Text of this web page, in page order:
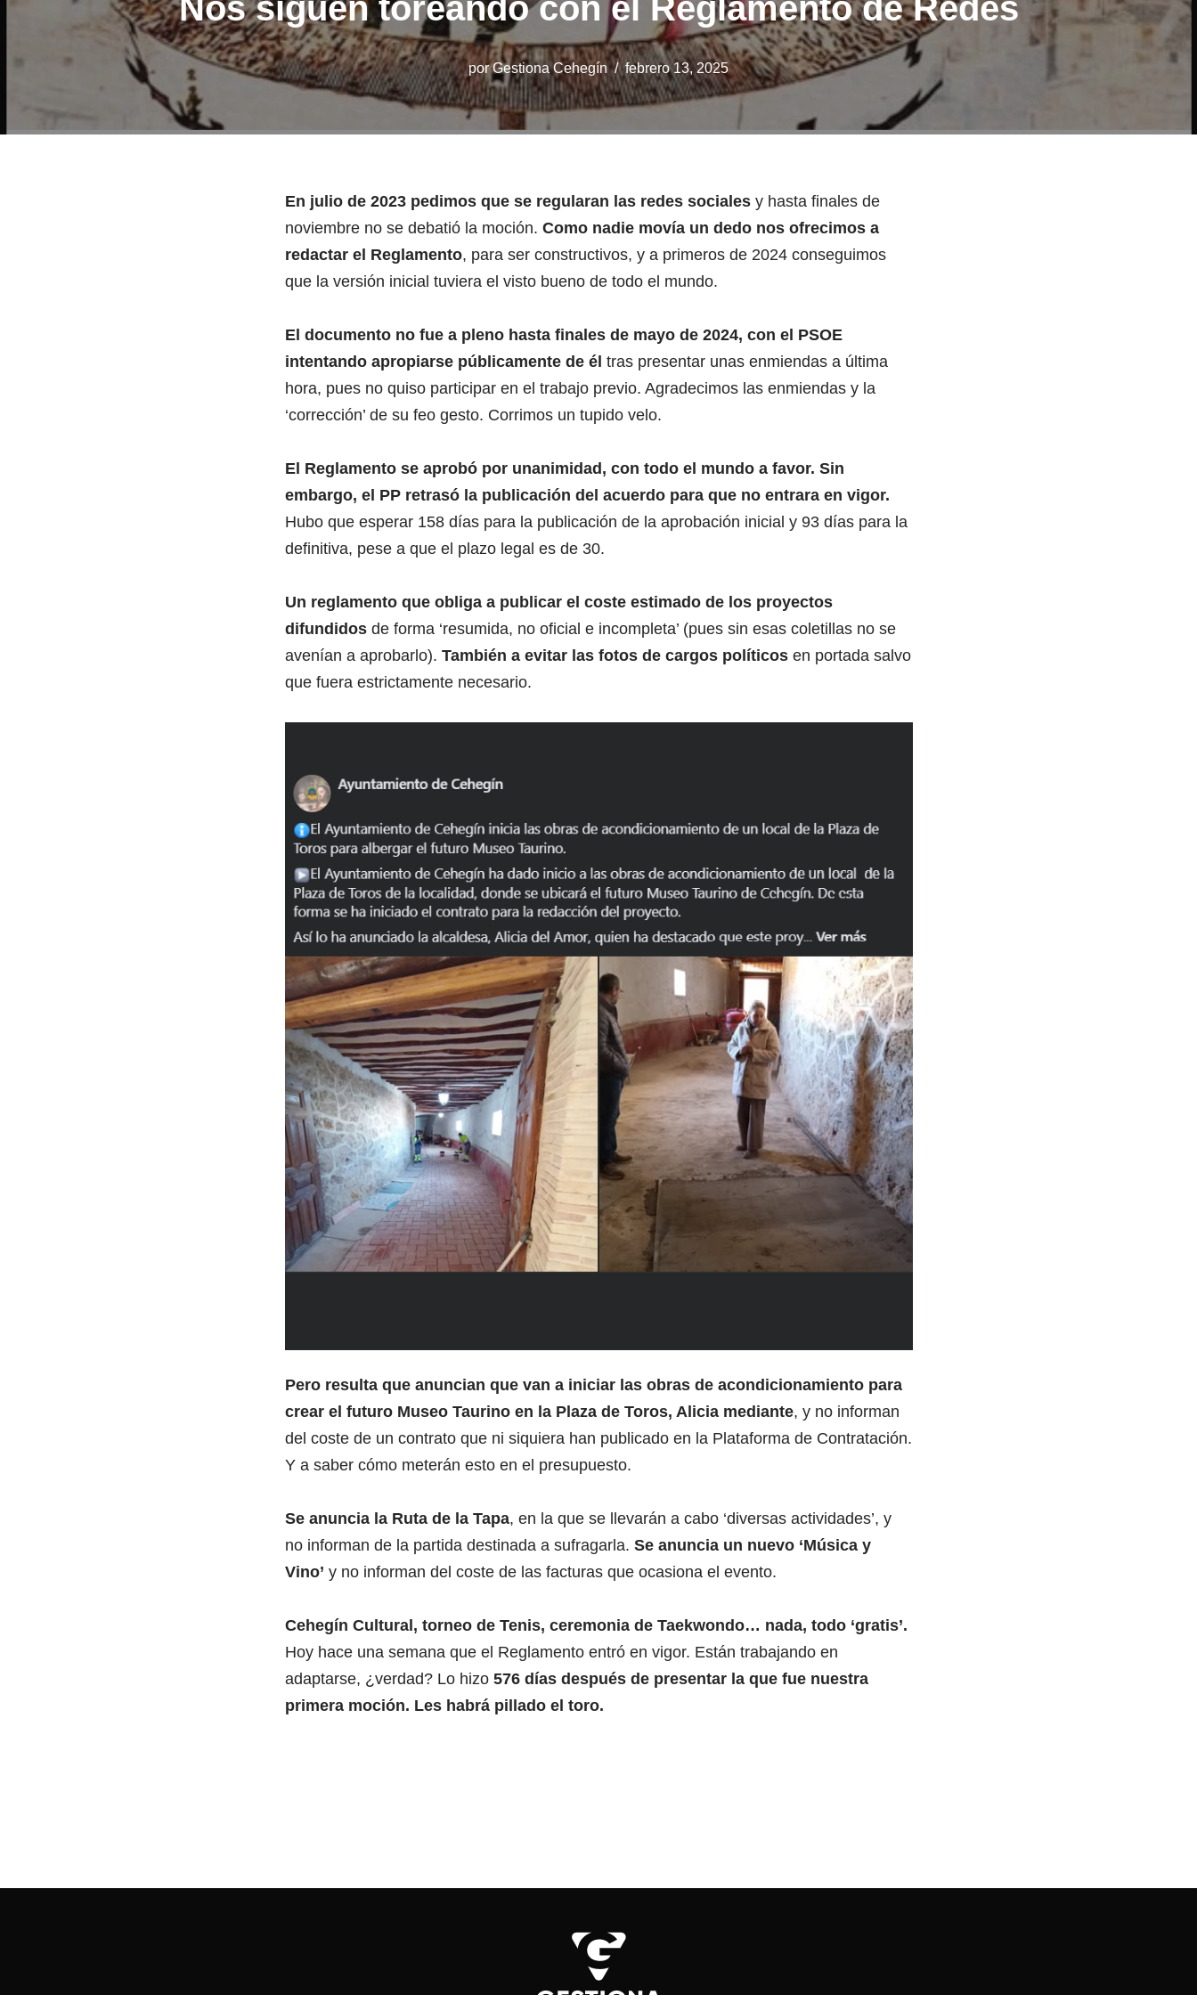
Nos siguen toreando con el Reglamento de Redes
porGestiona Cehegín febrero 13, 2025
En julio de 2023 pedimos que se regularan las redes socialesy hasta finales de
noviembre no se debatió la moción. Como nadie movía un dedo nos ofrecimos a
redactar el Reglamento, para ser constructivos, y a primeros de 2024 conseguimos
que la versión inicial tuviera el visto bueno de todo el mundo.
El documento no fue a pleno hasta finales de mayo de 2024, con el PSOE
intentando apropiarse públicamente de él tras presentar unas enmiendas a última
hora, pues no quiso participar en el trabajo previo. Agradecimos las enmiendas y la
‘corrección’ de su feo gesto. Corrimos un tupido velo.
El Reglamento se aprobó por unanimidad, con todo el mundo a favor. Sin
embargo, el PP retrasó la publicación del acuerdo para que no entrara en vigor.
Hubo que esperar 158 días para la publicación de la aprobación inicial y 93 días para la
definitiva, pese a que el plazo legal es de 30.
Un reglamento que obliga a publicar el coste estimado de los proyectos
difundidosde forma ‘resumida, no oficial e incompleta’ (pues sin esas coletillas no se
avenían a aprobarlo). También a evitar las fotos de cargos políticosen portada salvo
que fuera estrictamente necesario.
Pero resulta que anuncian que van a iniciar las obras de acondicionamiento para
crear el futuro Museo Taurino en la Plaza de Toros, Alicia mediante, y no informan
del coste de un contrato que ni siquiera han publicado en la Plataforma de Contratación.
Y a saber cómo meterán esto en el presupuesto.
Se anuncia la Ruta de la Tapa, en la que se llevarán a cabo ‘diversas actividades’, y
no informan de la partida destinada a sufragarla. Se anuncia un nuevo ‘Música y
Vino’ y no informan del coste de las facturas que ocasiona el evento.
Cehegín Cultural, torneo de Tenis, ceremonia de Taekwondo… nada, todo ‘gratis’.
Hoy hace una semana que el Reglamento entró en vigor. Están trabajando en
adaptarse, ¿verdad? Lo hizo 576 días después de presentar la que fue nuestra
primera moción. Les habrá pillado el toro.